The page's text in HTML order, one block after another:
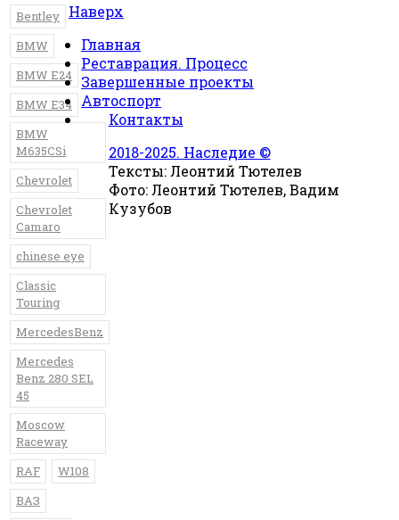
Bentley
BMW
BMW E24
BMW E34
BMW
M635CSi
Chevrolet
Chevrolet
Camaro
chinese eye
Classic
Touring
MercedesBenz
Mercedes
Benz 280 SEL
45
Moscow
Raceway
RAF
W108
ВАЗ
Наверх
Главная
Реставрация. Процесс
Завершенные проекты
Автоспорт
Контакты
2018-2025. Наследие ©
Тексты: Леонтий Тютелев
Фото: Леонтий Тютелев, Вадим
Кузубов